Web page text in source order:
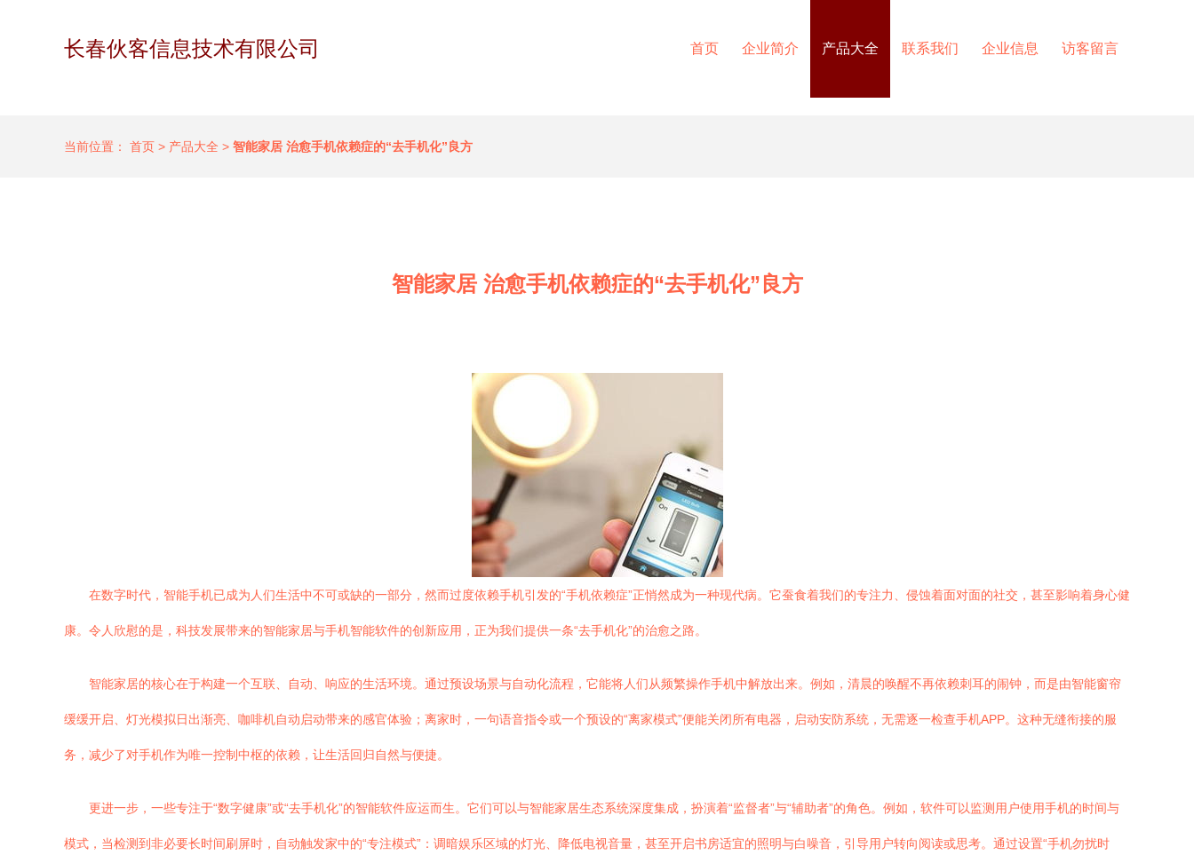
长春伙客信息技术有限公司 首页 企业简介 产品大全 联系我们 企业信息 访客留言
当前位置： 首页 > 产品大全 > 智能家居 治愈手机依赖症的“去手机化”良方
智能家居 治愈手机依赖症的“去手机化”良方
在数字时代，智能手机已成为人们生活中不可或缺的一部分，然而过度依赖手机引发的“手机依赖症”正悄然成为一种现代病。它蚕食着我们的专注力、侵蚀着面对面的社交，甚至影响着身心健
康。令人欣慰的是，科技发展带来的智能家居与手机智能软件的创新应用，正为我们提供一条“去手机化”的治愈之路。
智能家居的核心在于构建一个互联、自动、响应的生活环境。通过预设场景与自动化流程，它能将人们从频繁操作手机中解放出来。例如，清晨的唤醒不再依赖刺耳的闹钟，而是由智能窗帘
缓缓开启、灯光模拟日出渐亮、咖啡机自动启动带来的感官体验；离家时，一句语音指令或一个预设的“离家模式”便能关闭所有电器，启动安防系统，无需逐一检查手机APP。这种无缝衔接的服
务，减少了对手机作为唯一控制中枢的依赖，让生活回归自然与便捷。
更进一步，一些专注于“数字健康”或“去手机化”的智能软件应运而生。它们可以与智能家居生态系统深度集成，扮演着“监督者”与“辅助者”的角色。例如，软件可以监测用户使用手机的时间与
模式，当检测到非必要长时间刷屏时，自动触发家中的“专注模式”：调暗娱乐区域的灯光、降低电视音量，甚至开启书房适宜的照明与白噪音，引导用户转向阅读或思考。通过设置“手机勿扰时